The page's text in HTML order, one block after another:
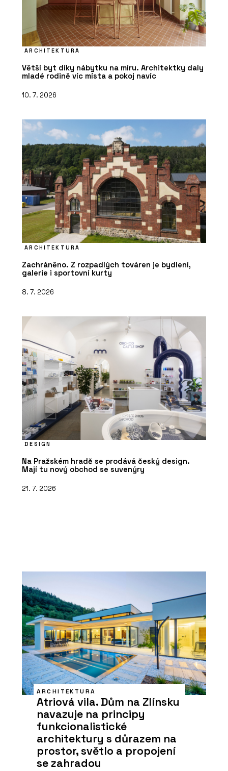
ARCHITEKTURA
Větší byt díky nábytku na míru. Architektky daly
mladé rodině víc místa a pokoj navíc
10. 7. 2026
ARCHITEKTURA
Zachráněno. Z rozpadlých továren je bydlení,
galerie i sportovní kurty
8. 7. 2026
DESIGN
Na Pražském hradě se prodává český design.
Mají tu nový obchod se suvenýry
21. 7. 2026
ARCHITEKTURA
Atriová vila. Dům na Zlínsku
navazuje na principy
funkcionalistické
architektury s důrazem na
prostor, světlo a propojení
se zahradou